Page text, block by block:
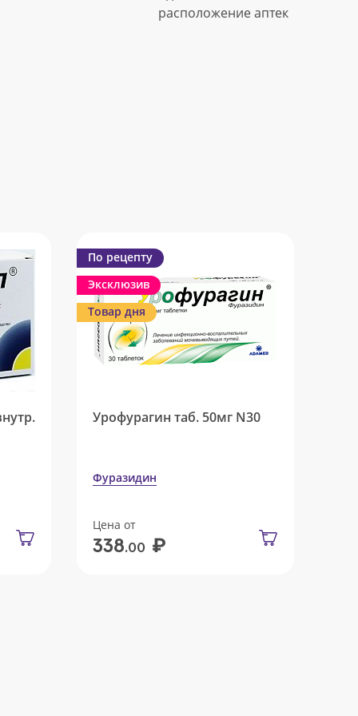
расположение аптек
По рецепту
Эксклюзив
Товар дня
Урофурагин таб. 50мг N30
Фуразидин
Цена от
338.00 ₽